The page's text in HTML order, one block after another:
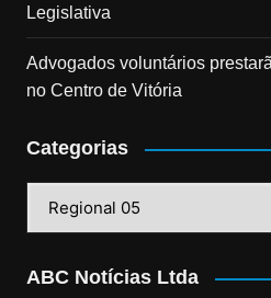
Legislativa
Advogados voluntários
no Centro de Vitória
Categorias
ABC Notícias Ltda